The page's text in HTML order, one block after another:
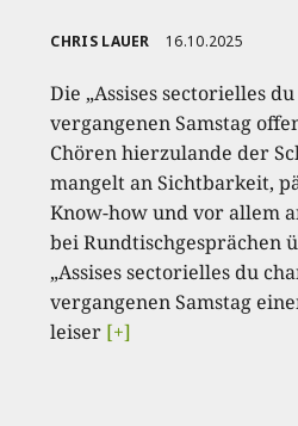
CHRIS LAUER 16.10.2025
Die „Assises sectorielles
vergangenen Samstag
Chören hierzulande der
mangelt an Sichtbarkeit,
Know-how und vor allem
bei Rundtischgesprächen
„Assises sectorielles du
vergangenen Samstag
leiser [+]